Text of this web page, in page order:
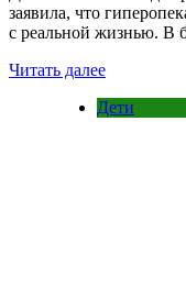
заявила, что
с реальной жизнью. В
Читать далее
Дети